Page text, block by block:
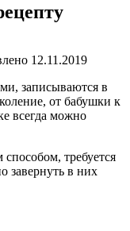
12.11.2019
записываются в
от бабушки к
всегда можно
требуется
в них